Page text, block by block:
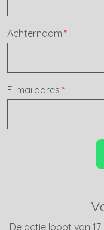
Achternaam
E-mailadres
De actie loopt van